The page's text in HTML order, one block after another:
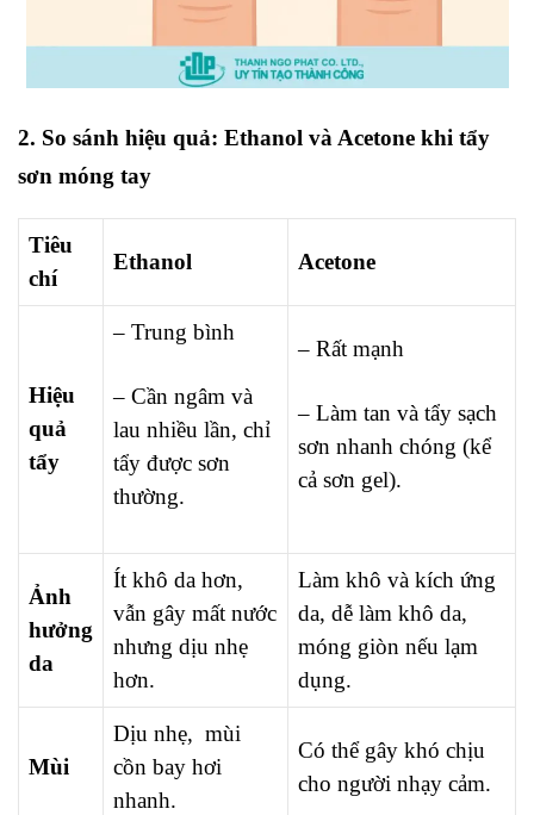
2. So sánh hiệu quả: Ethanol và Acetone khi tẩy
sơn móng tay
Tiêu
chí
Ethanol Acetone
Hiệu
quả
tẩy
– Trung bình
– Cần ngâm và
lau nhiều lần, chỉ
tẩy được sơn
thường.
– Rất mạnh
– Làm tan và tẩy sạch
sơn nhanh chóng (kể
cả sơn gel).
Ảnh
hưởng
da
Ít khô da hơn,
vẫn gây mất nước
nhưng dịu nhẹ
hơn.
Làm khô và kích ứng
da, dễ làm khô da,
móng giòn nếu lạm
dụng.
Mùi
Dịu nhẹ, mùi
cồn bay hơi
nhanh.
Có thể gây khó chịu
cho người nhạy cảm.